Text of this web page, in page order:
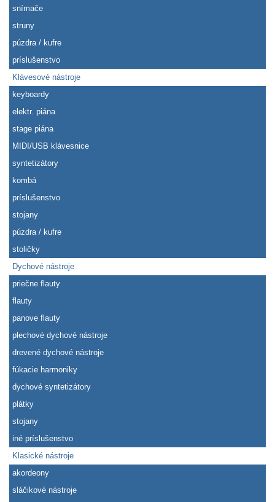
snímače
struny
púzdra / kufre
príslušenstvo
Klávesové nástroje
keyboardy
elektr. piána
stage piána
MIDI/USB klávesnice
syntetizátory
kombá
príslušenstvo
stojany
púzdra / kufre
stoličky
Dychové nástroje
priečne flauty
flauty
panove flauty
plechové dychové nástroje
drevené dychové nástroje
fúkacie harmoniky
dychové syntetizátory
plátky
stojany
iné príslušenstvo
Klasické nástroje
akordeony
sláčikové nástroje